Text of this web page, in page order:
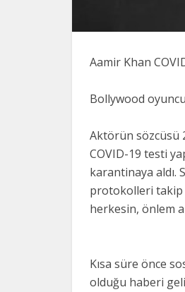
Aamir Khan
Bollywood
Aktörün sözcüsü
COVID-19 testi
karantinaya aldı.
protokolleri takip
herkesin, önlem
Kısa süre önce
olduğu haberi